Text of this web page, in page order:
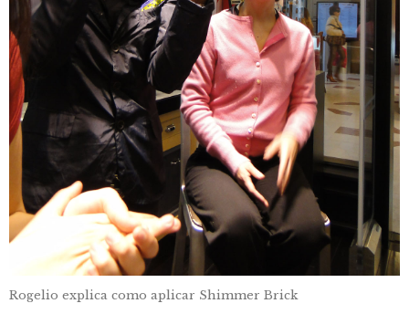
Rogelio explica como aplicar Shimmer Brick